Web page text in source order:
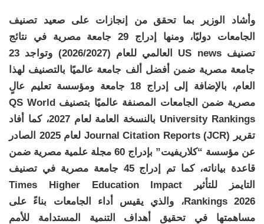
وأشاد الوزير بما تحقق من إنجازات على صعيد تصنيف
الجامعات دوليًا، ومنها إدراج 29 جامعة مصرية في نتائج
تصنيف US news العالمي للعام (2026/2027) وتواجد 23
جامعة مصرية ضمن أفضل ألف جامعة عالميًا بالتصنيف لهذا
العام، بالإضافة إلى إدراج 18 جامعة ومؤسسة تعليم عالٍ
مصرية ضمن الجامعات المصنفة عالميًا بتصنيف QS World
University Rankings بالنسخة العامة لعام 2027، كما أفاد
تقرير Journal Citation Reports (JCR) لعام 2025 الصادر
عن مؤسسة “كلاريفيت” بإدراج 60 مجلة علمية مصرية ضمن
قاعدة بياناته، كما تم إدراج 45 جامعة مصرية في تصنيف
التايمز للتأثير Times Higher Education Impact
Rankings 2026، والذي يقيس أداء الجامعات بناءً على
مساهمتها في تحقيق أهداف التنمية المستدامة للأمم